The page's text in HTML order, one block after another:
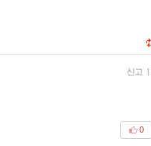
신고 |
0